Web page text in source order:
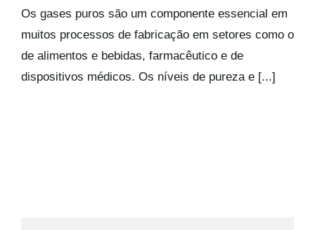
Kits AirCheck
Account
Os gases puros são um componente essencial em
muitos processos de fabricação em setores como o
de alimentos e bebidas, farmacêutico e de
dispositivos médicos. Os níveis de pureza e [...]